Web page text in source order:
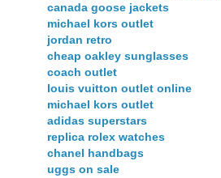
canada goose jackets
michael kors outlet
jordan retro
cheap oakley sunglasses
coach outlet
louis vuitton outlet online
michael kors outlet
adidas superstars
replica rolex watches
chanel handbags
uggs on sale